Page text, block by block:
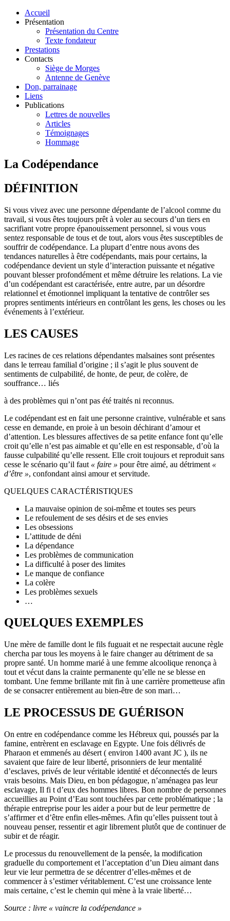
Accueil
Présentation
Présentation du Centre
Texte fondateur
Prestations
Contacts
Siège de Morges
Antenne de Genève
Don, parrainage
Liens
Publications
Lettres de nouvelles
Articles
Témoignages
Hommage
La Codépendance
DÉFINITION
Si vous vivez avec une personne dépendante de l’alcool comme du
travail, si vous êtes toujours prêt à voler au secours d’un tiers en
sacrifiant votre propre épanouissement personnel, si vous vous
sentez responsable de tous et de tout, alors vous êtes susceptibles de
souffrir de codépendance. La plupart d’entre nous avons des
tendances naturelles à être codépendants, mais pour certains, la
codépendance devient un style d’interaction puissante et négative
pouvant blesser profondément et même détruire les relations. La vie
d’un codépendant est caractérisée, entre autre, par un désordre
relationnel et émotionnel impliquant la tentative de contrôler ses
propres sentiments intérieurs en contrôlant les gens, les choses ou les
événements à l’extérieur.
LES CAUSES
Les racines de ces relations dépendantes malsaines sont présentes
dans le terreau familial d’origine ; il s’agit le plus souvent de
sentiments de culpabilité, de honte, de peur, de colère, de
souffrance… liés
à des problèmes qui n’ont pas été traités ni reconnus.
Le codépendant est en fait une personne craintive, vulnérable et sans
cesse en demande, en proie à un besoin déchirant d’amour et
d’attention. Les blessures affectives de sa petite enfance font qu’elle
croit qu’elle n’est pas aimable et qu’elle en est responsable, d’où la
fausse culpabilité qu’elle ressent. Elle croit toujours et reproduit sans
cesse le scénario qu’il faut « faire » pour être aimé, au détriment «
d’être », confondant ainsi amour et servitude.
QUELQUES CARACTÉRISTIQUES
La mauvaise opinion de soi-même et toutes ses peurs
Le refoulement de ses désirs et de ses envies
Les obsessions
L’attitude de déni
La dépendance
Les problèmes de communication
La difficulté à poser des limites
Le manque de confiance
La colère
Les problèmes sexuels
…
QUELQUES EXEMPLES
Une mère de famille dont le fils fuguait et ne respectait aucune règle
chercha par tous les moyens à le faire changer au détriment de sa
propre santé. Un homme marié à une femme alcoolique renonça à
tout et vécut dans la crainte permanente qu’elle ne se blesse en
tombant. Une femme brillante mit fin à une carrière prometteuse afin
de se consacrer entièrement au bien-être de son mari…
LE PROCESSUS DE GUÉRISON
On entre en codépendance comme les Hébreux qui, poussés par la
famine, entrèrent en esclavage en Egypte. Une fois délivrés de
Pharaon et emmenés au désert ( environ 1400 avant JC ), ils ne
savaient que faire de leur liberté, prisonniers de leur mentalité
d’esclaves, privés de leur véritable identité et déconnectés de leurs
vrais besoins. Mais Dieu, en bon pédagogue, n’aménagea pas leur
esclavage, Il fi t d’eux des hommes libres. Bon nombre de personnes
accueillies au Point d’Eau sont touchées par cette problématique ; la
thérapie entreprise pour les aider a pour but de leur permettre de
s’affirmer et d’être enfin elles-mêmes. Afin qu’elles puissent tout à
nouveau penser, ressentir et agir librement plutôt que de continuer de
subir et de réagir.
Le processus du renouvellement de la pensée, la modification
graduelle du comportement et l’acceptation d’un Dieu aimant dans
leur vie leur permettra de se décentrer d’elles-mêmes et de
commencer à s’estimer véritablement. C’est une croissance lente
mais certaine, c’est le chemin qui mène à la vraie liberté…
Source : livre « vaincre la codépendance »